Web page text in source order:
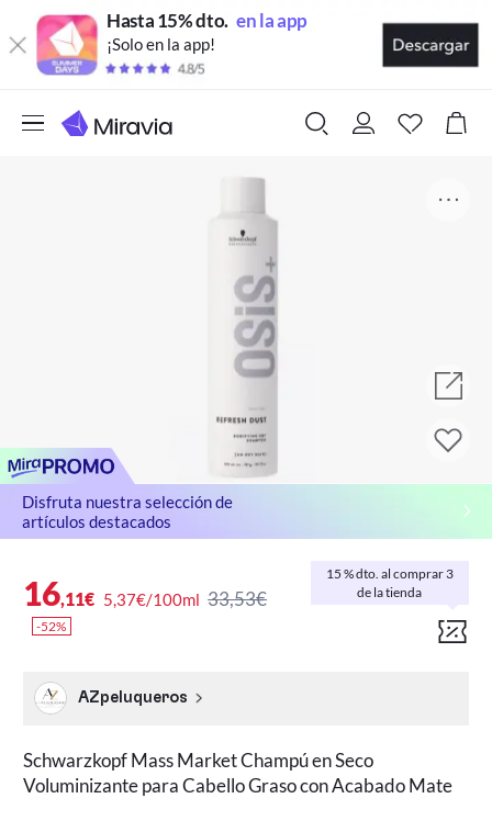
Hasta 15% dto. en la app
¡Solo en la app!
Disfruta nuestra selección de
artículos destacados
16,11€ 5,37€/100ml 33,53€
-52%
15 % dto. al comprar 3
de la tienda
AZpeluqueros
Schwarzkopf Mass Market Champú en Seco
Voluminizante para Cabello Graso con Acabado Mate